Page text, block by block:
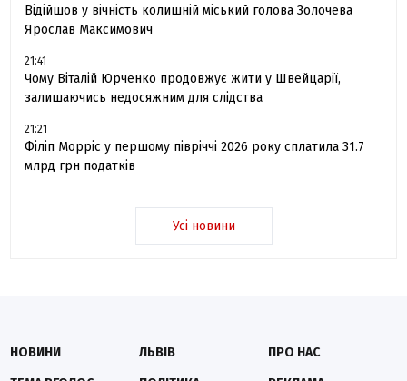
Відійшов у вічність колишній міський голова Золочева
Ярослав Максимович
21:41
Чому Віталій Юрченко продовжує жити у Швейцарії,
залишаючись недосяжним для слідства
21:21
Філіп Морріс у першому півріччі 2026 року сплатила 31.7
млрд грн податків
Усі новини
НОВИНИ
ЛЬВІВ
ПРО НАС